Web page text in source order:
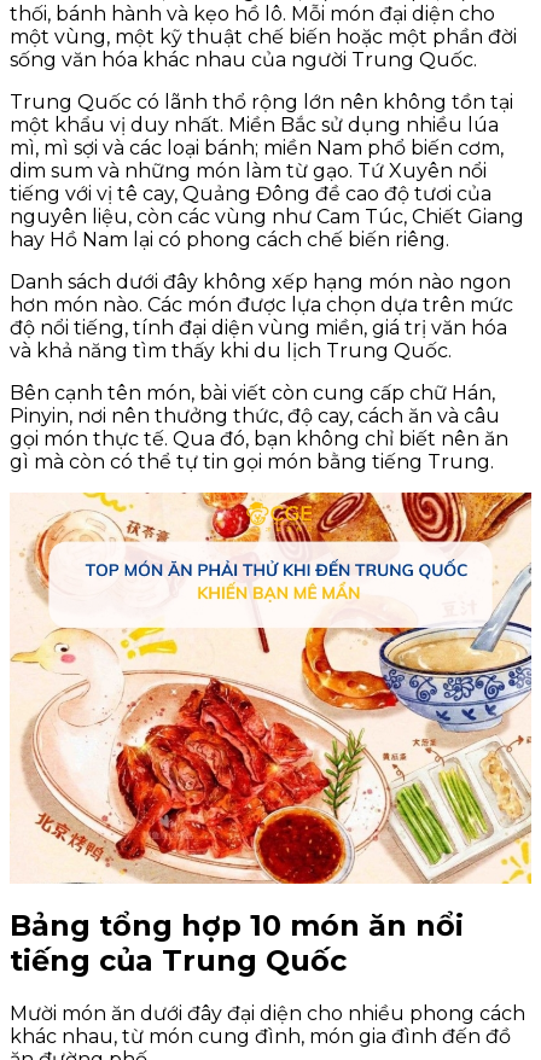
thối, bánh hành và kẹo hồ lô. Mỗi món đại diện cho
một vùng, một kỹ thuật chế biến hoặc một phần đời
sống văn hóa khác nhau của người Trung Quốc.
Trung Quốc có lãnh thổ rộng lớn nên không tồn tại
một khẩu vị duy nhất. Miền Bắc sử dụng nhiều lúa
mì, mì sợi và các loại bánh; miền Nam phổ biến cơm,
dim sum và những món làm từ gạo. Tứ Xuyên nổi
tiếng với vị tê cay, Quảng Đông đề cao độ tươi của
nguyên liệu, còn các vùng như Cam Túc, Chiết Giang
hay Hồ Nam lại có phong cách chế biến riêng.
Danh sách dưới đây không xếp hạng món nào ngon
hơn món nào. Các món được lựa chọn dựa trên mức
độ nổi tiếng, tính đại diện vùng miền, giá trị văn hóa
và khả năng tìm thấy khi du lịch Trung Quốc.
Bên cạnh tên món, bài viết còn cung cấp chữ Hán,
Pinyin, nơi nên thưởng thức, độ cay, cách ăn và câu
gọi món thực tế. Qua đó, bạn không chỉ biết nên ăn
gì mà còn có thể tự tin gọi món bằng tiếng Trung.
Bảng tổng hợp 10 món ăn nổi
tiếng của Trung Quốc
Mười món ăn dưới đây đại diện cho nhiều phong cách
khác nhau, từ món cung đình, món gia đình đến đồ